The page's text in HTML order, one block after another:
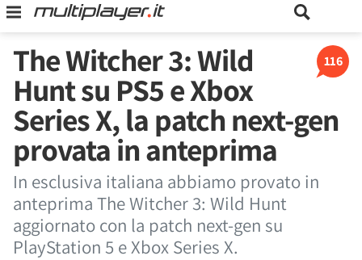
116
The Witcher 3: Wild
Hunt su PS5 e Xbox
Series X, la patch next-gen
provata in anteprima
In esclusiva italiana abbiamo provato in
anteprima The Witcher 3: Wild Hunt
aggiornato con la patch next-gen su
PlayStation 5 e Xbox Series X.